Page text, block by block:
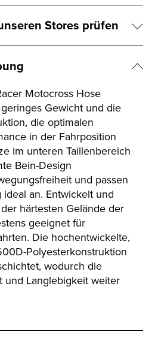
Stores prüfen
Motocross Hose
Gewicht und die
die optimalen
in der Fahrposition
im unteren Taillenbereich
Bein-Design
und passen
an. Entwickelt und
härtesten Gelände der
geeignet für
Die hochentwickelte,
Polyesterkonstruktion
wodurch die
und Langlebigkeit weiter